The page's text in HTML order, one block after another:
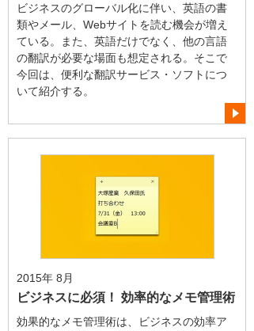
ビジネスのグローバル化に伴い、英語の書
類やメール、Webサイトを読む機会が増え
ている。また、英語だけでなく、他の言語
の翻訳が必要な場面も想定される。そこで
今回は、便利な翻訳サービス・ソフトにつ
いて紹介する。
2015年 8月
ビジネスに必須！ 効率的なメモ管理術
効果的なメモ管理術は、ビジネスの効率ア